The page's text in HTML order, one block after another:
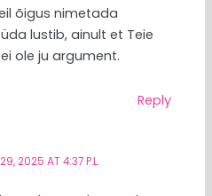
õigus nimetada
lustib, ainult et Teie
ole ju argument.
Reply
2025 AT 4:37 P.L.